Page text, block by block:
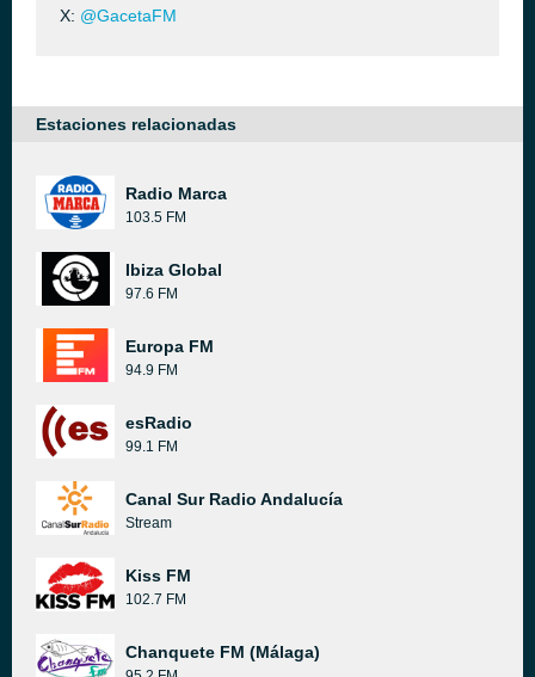
X: @GacetaFM
Estaciones relacionadas
Radio Marca
103.5 FM
Ibiza Global
97.6 FM
Europa FM
94.9 FM
esRadio
99.1 FM
Canal Sur Radio Andalucía
Stream
Kiss FM
102.7 FM
Chanquete FM (Málaga)